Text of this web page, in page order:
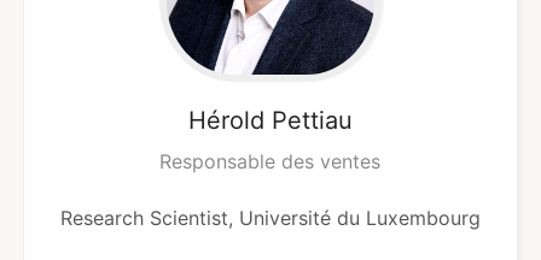
Hérold Pettiau
Responsable des ventes
Research Scientist, Université du Luxembourg